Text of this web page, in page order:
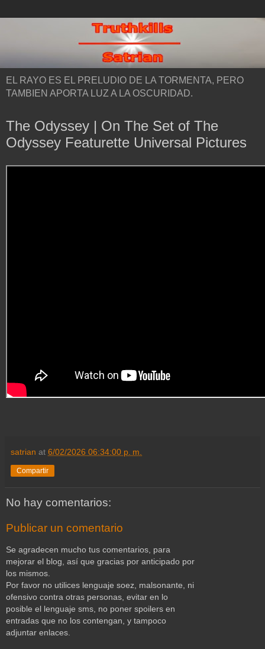
EL RAYO ES EL PRELUDIO DE LA TORMENTA, PERO
TAMBIEN APORTA LUZ A LA OSCURIDAD.
The Odyssey | On The Set of The
Odyssey Featurette Universal Pictures
satrian at 6/02/2026 06:34:00 p. m.
Compartir
No hay comentarios:
Publicar un comentario
Se agradecen mucho tus comentarios, para
mejorar el blog, así que gracias por anticipado por
los mismos.
Por favor no utilices lenguaje soez, malsonante, ni
ofensivo contra otras personas, evitar en lo
posible el lenguaje sms, no poner spoilers en
entradas que no los contengan, y tampoco
adjuntar enlaces.